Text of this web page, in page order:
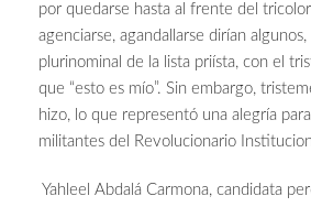
por quedarse hasta al frente del
agenciarse, agandallarse dirían
plurinominal de la lista priísta, con el
que “esto es mío”. Sin embargo,
hizo, lo que representó una alegría
militantes del Revolucionario
Yahleel Abdalá Carmona, candidata